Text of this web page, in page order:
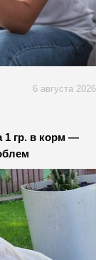
6 августа 2026
1 гр. в корм —